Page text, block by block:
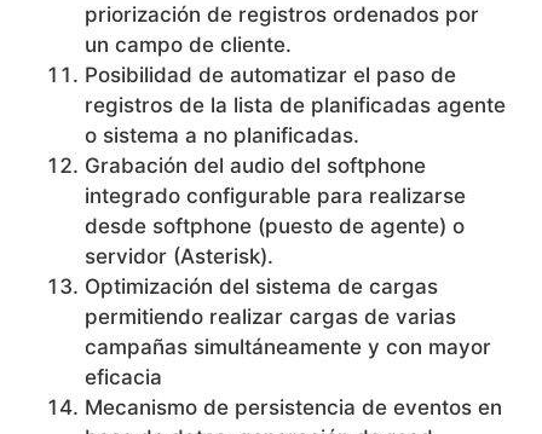
priorización de registros ordenados por
un campo de cliente.
Posibilidad de automatizar el paso de
registros de la lista de planificadas agente
o sistema a no planificadas.
Grabación del audio del softphone
integrado configurable para realizarse
desde softphone (puesto de agente) o
servidor (Asterisk).
Optimización del sistema de cargas
permitiendo realizar cargas de varias
campañas simultáneamente y con mayor
eficacia
Mecanismo de persistencia de eventos en